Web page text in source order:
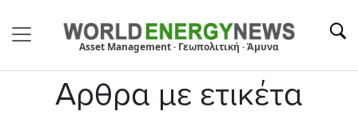
Asset Management · Γεωπολιτική · Άμυνα
Αρθρα με ετικέτα